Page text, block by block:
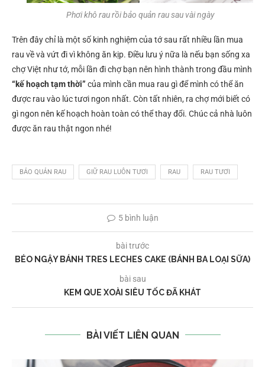
Phơi khô rau rồi bảo quản rau sau vài ngày
Trên đây chỉ là một số kinh nghiệm của tớ sau rất nhiều lần mua
rau về và vứt đi vì không ăn kịp. Điều lưu ý nữa là nếu bạn sống xa
chợ Việt như tớ, mỗi lần đi chợ bạn nên hình thành trong đầu mình
“kế hoạch tạm thời” của mình cần mua rau gì để mình có thể ăn
được rau vào lúc tươi ngon nhất. Còn tất nhiên, ra chợ mới biết có
gì ngon nên kế hoạch hoàn toàn có thể thay đổi. Chúc cả nhà luôn
được ăn rau thật ngon nhé!
BẢO QUẢN RAU GIỮ RAU LUÔN TƯƠI RAU RAU TƯƠI
5 bình luận
bài trước
BÉO NGẬY BÁNH TRES LECHES CAKE (BÁNH BA LOẠI SỮA)
bài sau
KEM QUE XOÀI SIÊU TỐC ĐÃ KHÁT
BÀI VIẾT LIÊN QUAN